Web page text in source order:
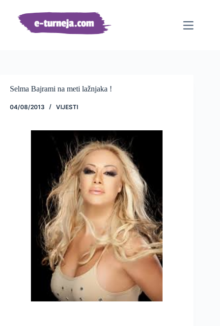
sadržaj
Selma Bajrami na meti lažnjaka !
04/08/2013 VIJESTI